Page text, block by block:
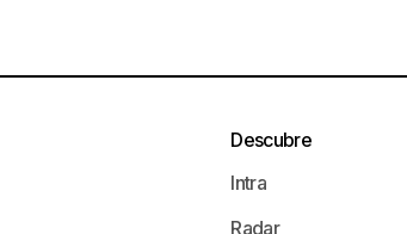
Descubre
Intra
Radar